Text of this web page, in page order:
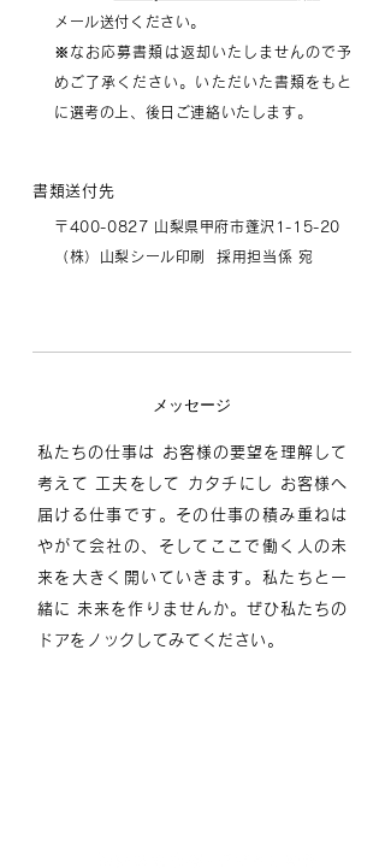
メール送付ください。
※なお応募書類は返却いたしませんので予
めご了承ください。​いただいた書類をもと
に選考の上、後日ご連絡いたします。
書類送付先
​〒400-0827 山梨県甲府市蓬沢1-15-20
（株）山梨シール印刷 採用担当係 宛
​メッセージ
私たちの仕事は お客様の要望を理解して
考えて 工夫をして カタチにし お客様へ
届ける仕事です。その仕事の積み重ねは
やがて会社の、そしてここで働く人の未
来を大きく開いていきます。 私たちと一
緒に 未来を作りませんか。 ぜひ私たちの
ドアをノックしてみてください。